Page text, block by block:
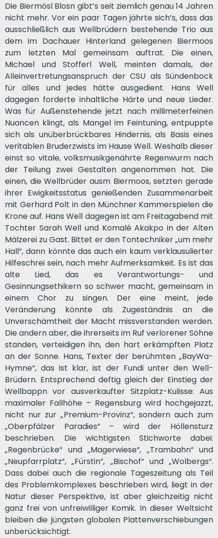
Die Biermösl Blosn gibt’s seit ziemlich genau 14 Jahren
nicht mehr. Vor ein paar Tagen jährte sich’s, dass das
ausschließlich aus Wellbrüdern bestehende Trio aus
dem im Dachauer Hinterland gelegenen Biermoos
zum letzten Mal gemeinsam auftrat. Die einen,
Michael und Stofferl Well, meinten damals, der
Alleinvertretungsanspruch der CSU als Sündenbock
für alles und jedes hätte ausgedient. Hans Well
dagegen forderte inhaltliche Härte und neue Lieder.
Was für Außenstehende jetzt nach millimeterfeinen
Nuancen klingt, als Mangel im Feintuning, entpuppte
sich als unüberbrückbares Hindernis, als Basis eines
veritablen Bruderzwists im Hause Well. Weshalb dieser
einst so vitale, volksmusikgenährte Regenwurm nach
der Teilung zwei Gestalten angenommen hat. Die
einen, die Wellbrüder ausm Biermoos, setzten gerade
ihrer Ewigkeitsstatus genießenden Zusammenarbeit
mit Gerhard Polt in den Münchner Kammerspielen die
Krone auf. Hans Well dagegen ist am Freitagabend mit
Tochter Sarah Well und Komalé Akakpo in der Alten
Mälzerei zu Gast. Bittet er den Tontechniker „um mehr
Hall“, dann könnte das auch ein kaum verklausulierter
Hilfeschrei sein, nach mehr Aufmerksamkeit. Es ist das
alte Lied, das es Verantwortungs- und
Gesinnungsethikern so schwer macht, gemeinsam in
einem Chor zu singen. Der eine meint, jede
Veränderung könnte als Zugeständnis an die
Unverschämtheit der Macht missverstanden werden.
Die andern aber, die ihrerseits im Ruf verlorener Söhne
standen, verteidigen ihn, den hart erkämpften Platz
an der Sonne. Hans, Texter der berühmten „BayWa-
Hymne“, das ist klar, ist der Fundi unter den Well-
Brüdern. Entsprechend deftig gleich der Einstieg der
Wellbappn vor ausverkaufter Sitzplatz-Kulisse: Aus
maximaler Fallhöhe – Regensburg wird hochgejazzt,
nicht nur zur „Premium-Provinz“, sondern auch zum
„Oberpfälzer Paradies“ – wird der Höllensturz
beschrieben. Die wichtigsten Stichworte dabei:
„Regenbrücke“ und „Magerwiese“, „Trambahn“ und
„Neupfarrplatz“, „Fürstin“, „Bischof“ und „Wolbergs“.
Dass dabei auch die regionale Tageszeitung als Teil
des Problemkomplexes beschrieben wird, liegt in der
Natur dieser Perspektive, ist aber gleichzeitig nicht
ganz frei von unfreiwilliger Komik. In dieser Weltsicht
bleiben die jüngsten globalen Plattenverschiebungen
unberücksichtigt.